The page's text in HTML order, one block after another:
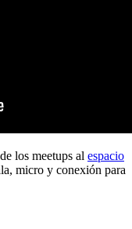
los meetups al espacio
micro y conexión para